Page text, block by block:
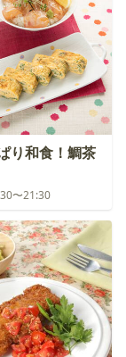
り和食！鯛茶
〜21:30